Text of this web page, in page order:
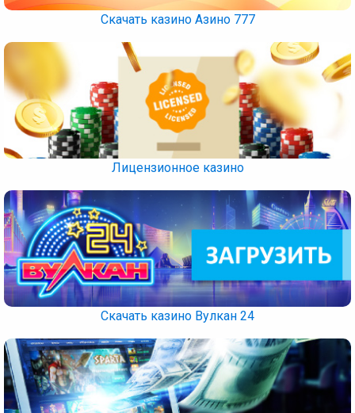
Скачать казино Азино 777
Лицензионное казино
Скачать казино Вулкан 24